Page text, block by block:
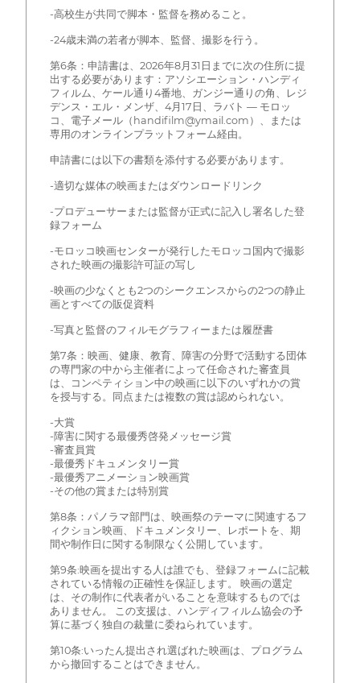
-高校生が共同で脚本・監督を務めること。
-24歳未満の若者が脚本、監督、撮影を行う。
第6条：申請書は、2026年8月31日までに次の住所に提
出する必要があります：アソシエーション・ハンディ
フィルム、ケール通り4番地、ガンジー通りの角、レジ
デンス・エル・メンザ、4月17日、ラバト — モロッ
コ、電子メール（handifilm@ymail.com）、または
専用のオンラインプラットフォーム経由。
申請書には以下の書類を添付する必要があります。
-適切な媒体の映画またはダウンロードリンク
-プロデューサーまたは監督が正式に記入し署名した登
録フォーム
-モロッコ映画センターが発行したモロッコ国内で撮影
された映画の撮影許可証の写し
-映画の少なくとも2つのシークエンスからの2つの静止
画とすべての販促資料
-写真と監督のフィルモグラフィーまたは履歴書
第7条：映画、健康、教育、障害の分野で活動する団体
の専門家の中から主催者によって任命された審査員
は、コンペティション中の映画に以下のいずれかの賞
を授与する。同点または複数の賞は認められない。
-大賞
-障害に関する最優秀啓発メッセージ賞
-審査員賞
-最優秀ドキュメンタリー賞
-最優秀アニメーション映画賞
-その他の賞または特別賞
第8条：パノラマ部門は、映画祭のテーマに関連するフ
ィクション映画、ドキュメンタリー、レポートを、期
間や制作日に関する制限なく公開しています。
第9条:映画を提出する人は誰でも、登録フォームに記載
されている情報の正確性を保証します。 映画の選定
は、その制作に代表者がいることを意味するものでは
ありません。 この支援は、ハンディフィルム協会の予
算に基づく独自の裁量に委ねられています。
第10条:いったん提出され選ばれた映画は、プログラム
から撤回することはできません。